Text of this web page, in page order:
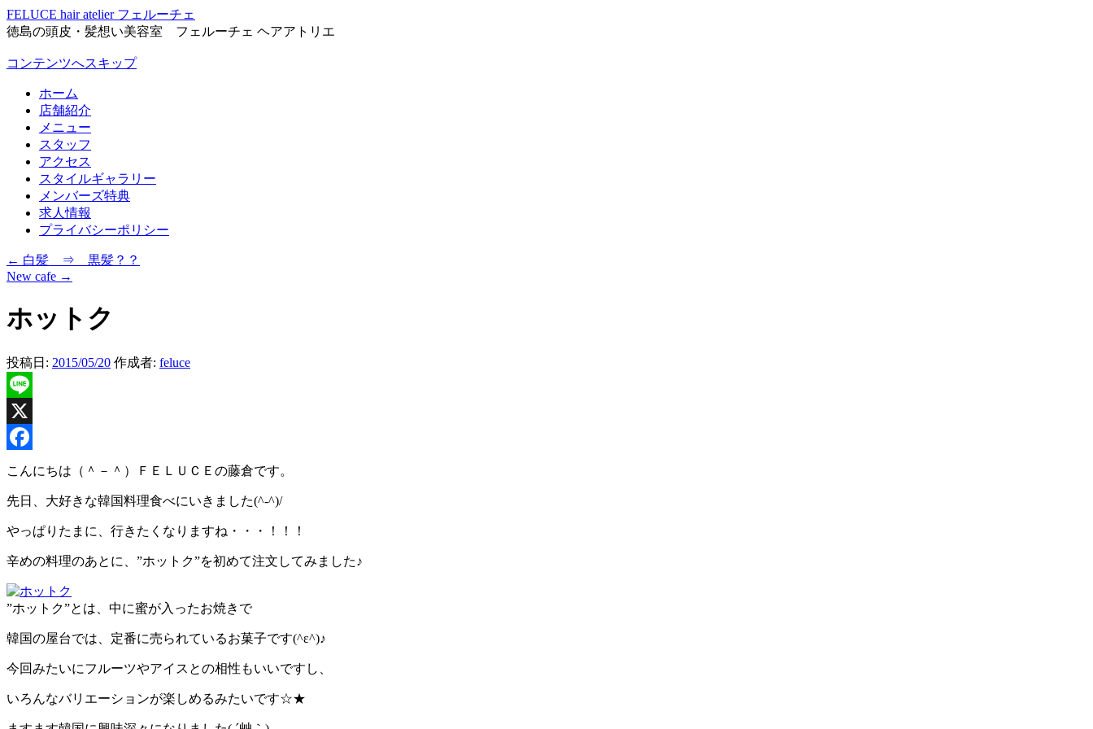
FELUCE hair atelier フェルーチェ
徳島の頭皮・髪想い美容室 フェルーチェ ヘアアトリエ
コンテンツへスキップ
ホーム
店舗紹介
メニュー
スタッフ
アクセス
スタイルギャラリー
メンバーズ特典
求人情報
プライバシーポリシー
← 白髪 ⇒ 黒髪？？
New cafe →
ホットク
投稿日: 2015/05/20 作成者: feluce
Line
X
Facebook
こんにちは（＾－＾）ＦＥＬＵＣＥの藤倉です。
先日、大好きな韓国料理食べにいきました(^-^)/
やっぱりたまに、行きたくなりますね・・・！！！
辛めの料理のあとに、”ホットク”を初めて注文してみました♪
”ホットク”とは、中に蜜が入ったお焼きで
韓国の屋台では、定番に売られているお菓子です(^ε^)♪
今回みたいにフルーツやアイスとの相性もいいですし、
いろんなバリエーションが楽しめるみたいです☆★